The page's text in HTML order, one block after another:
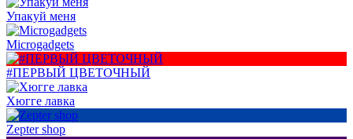
Упакуй меня
Microgadgets
#ПЕРВЫЙ ЦВЕТОЧНЫЙ
Хюгге лавка
Zepter shop